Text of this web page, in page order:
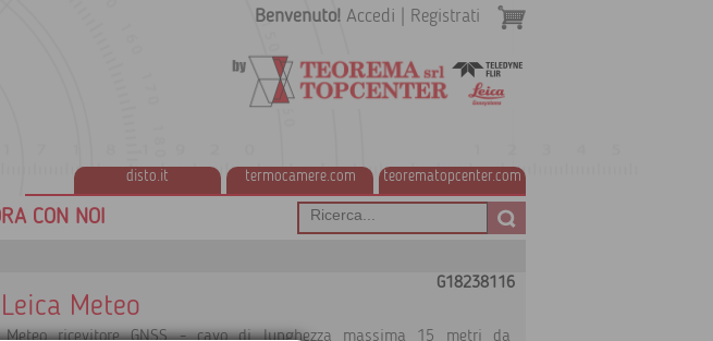
disto.it termocamere.com teorematopcenter.com
Benvenuto! Accedi Registrati
CON NOI
G18238116
Meteo
ricevitore GNSS - cavo di lunghezza massima 15 metri da